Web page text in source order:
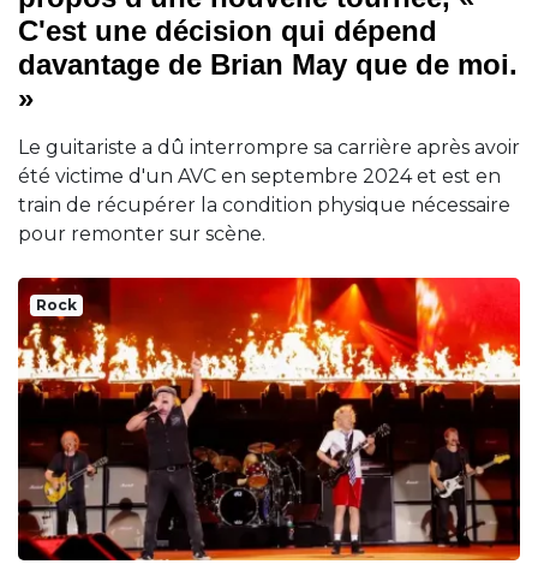
C'est une décision qui dépend
davantage de Brian May que de moi.
»
Le guitariste a dû interrompre sa carrière après avoir
été victime d'un AVC en septembre 2024 et est en
train de récupérer la condition physique nécessaire
pour remonter sur scène.
Rock